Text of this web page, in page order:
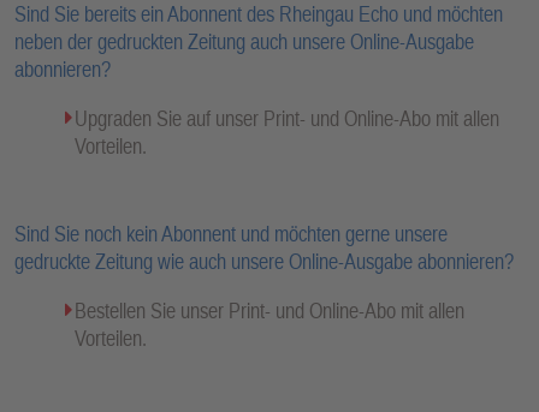
Sind Sie bereits ein Abonnent des Rheingau Echo und möchten
neben der gedruckten Zeitung auch unsere Online-Ausgabe
abonnieren?
Upgraden Sie auf unser Print- und Online-Abo mit allen
Vorteilen.
Sind Sie noch kein Abonnent und möchten gerne unsere
gedruckte Zeitung wie auch unsere Online-Ausgabe abonnieren?
Bestellen Sie unser Print- und Online-Abo mit allen
Vorteilen.